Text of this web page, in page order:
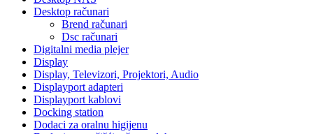
Desktop računari
Brend računari
Dsc računari
Digitalni media plejer
Display
Display, Televizori, Projektori, Audio
Displayport adapteri
Displayport kablovi
Docking station
Dodaci za oralnu higijenu